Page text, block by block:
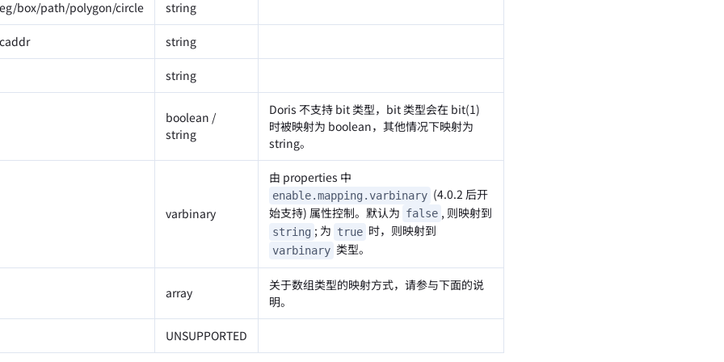
box/path/polygon/circle string
string
string
boolean /
string
Doris 不支持 bit 类型，bit 类型会在 bit(1)
时被映射为 boolean，其他情况下映射为
string。
varbinary
由 properties 中
enable.mapping.varbinary (4.0.2 后开
始支持) 属性控制。默认为 false , 则映射到
string ; 为 true 时，则映射到
varbinary 类型。
array
关于数组类型的映射方式，请参与下面的说
明。
UNSUPPORTED